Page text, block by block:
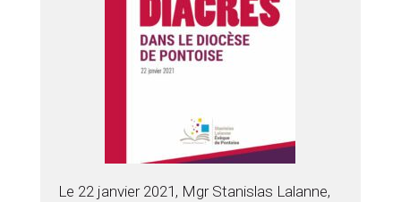
Le 22 janvier 2021, Mgr Stanislas Lalanne,